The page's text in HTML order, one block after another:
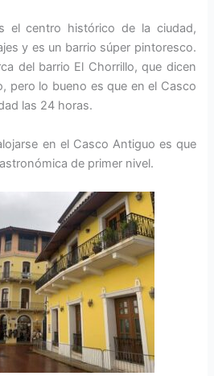
el centro histórico de la ciudad,
y es un barrio súper pintoresco.
del barrio El Chorrillo, que dicen
pero lo bueno es que en el Casco
las 24 horas.
en el Casco Antiguo es que
de primer nivel.